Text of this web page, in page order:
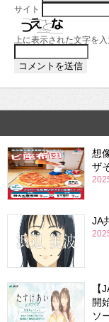
サイト
上に表示された文字を
想
ザ
JA
開
ソ